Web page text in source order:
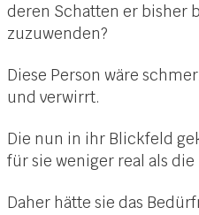
deren Schatten er bisher
zuzuwenden?
Diese Person wäre
und verwirrt.
Die nun in ihr Blickfeld
für sie weniger real als
Daher hätte sie das